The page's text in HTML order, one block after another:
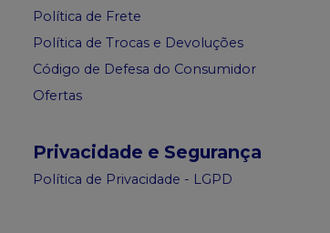
Política de Frete
Política de Trocas e Devoluções
Código de Defesa do Consumidor
Ofertas
Privacidade e Segurança
Política de Privacidade - LGPD